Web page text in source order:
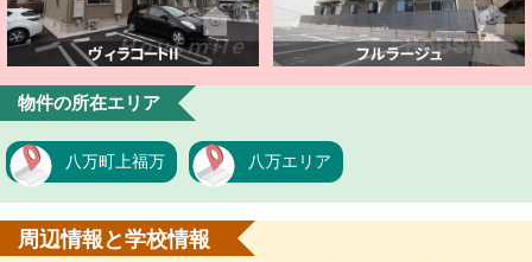
物件の所在エリア
八万町上福万 八万エリア
周辺情報と学校情報